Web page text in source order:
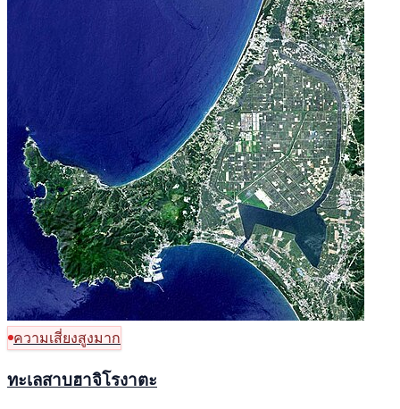
ความเสี่ยงสูงมาก
ทะเลสาบฮาจิโรงาตะ